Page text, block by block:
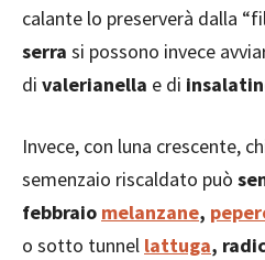
calante lo preserverà dalla
serra si possono invece
di valerianella e di
Invece, con luna crescente,
semenzaio riscaldato può
febbraio melanzane,
o sotto tunnel lattuga,